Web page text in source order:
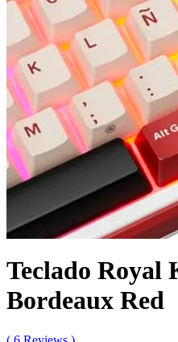
Teclado Royal
Bordeaux Red